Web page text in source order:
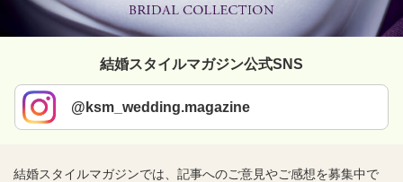
結婚スタイルマガジン公式SNS
@ksm_wedding.magazine
結婚スタイルマガジンでは、記事へのご意見やご感想を募集中で